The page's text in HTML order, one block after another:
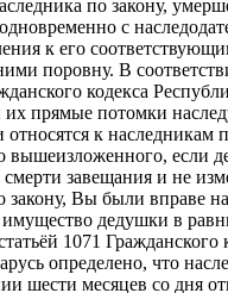
по закону,
с
к его
поровну. В
кодекса
их прямые потомки
относятся к наследникам
вышеизложенного, если
смерти завещания и не
закону, Вы были вправе
имущество дедушки в
1071 Гражданского
определено, что
шести месяцев со дня